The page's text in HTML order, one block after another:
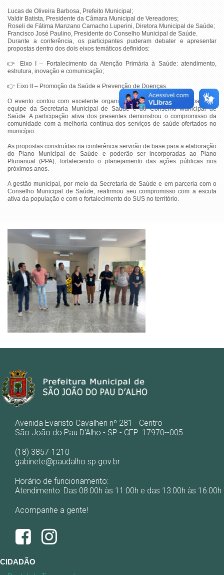
Lucas de Oliveira Barbosa, Prefeito Municipal;
Valdir Batista, Presidente da Câmara Municipal de Vereadores;
Roseli de Fátima Manzano Camacho Luperini, Diretora Municipal de Saúde;
Francisco José Paulino, Presidente do Conselho Municipal de Saúde.
Durante a conferência, os participantes puderam debater e apresentar
propostas dentro dos dois eixos temáticos definidos:
👉
Eixo I – Fortalecimento da Atenção Primária à Saúde: atendimento,
estrutura, inovação e comunicação;
👉 Eixo II – Promoção da Saúde e Prevenção de Doenças.
O evento contou com excelente organização e mobilização por parte da
equipe da Secretaria Municipal de Saúde e do Conselho Municipal de
Saúde. A participação ativa dos presentes demonstrou o compromisso da
comunidade com a melhoria contínua dos serviços de saúde ofertados no
município.
As propostas construídas na conferência servirão de base para a elaboração
do Plano Municipal de Saúde e poderão ser incorporadas ao Plano
Plurianual (PPA), fortalecendo o planejamento das ações públicas nos
próximos anos.
A gestão municipal, por meio da Secretaria de Saúde e em parceria com o
Conselho Municipal de Saúde, reafirmou seu compromisso com a escuta
ativa da população e com o fortalecimento do SUS no território.
Avenida Evaristo Cavalheri nº 281 - Centro
São João do Pau D'Alho - SP - CEP: 17970--005
(18) 3857-1210
gabinete@paudalho.sp.gov.br
Horário de funcionamento:
Atendimento: Das 08:00h às 11:00h e das 13:00h às 16:00h
Acompanhe a gente!
CIDADÃO